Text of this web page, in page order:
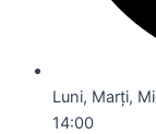
Luni, Marți,
14:00